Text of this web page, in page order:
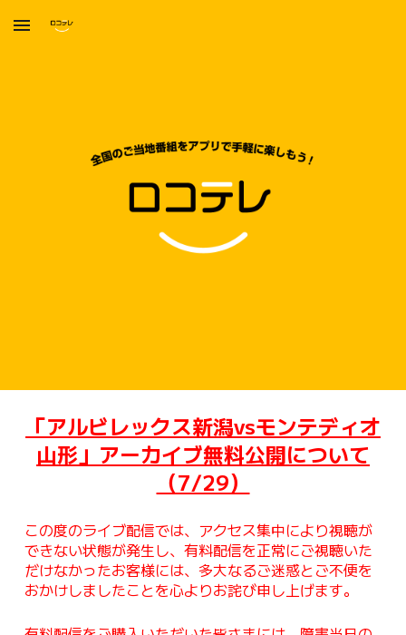
Skip to main content
「アルビレックス新潟vsモンテディオ
山形」アーカイブ無料公開について
（7/29）
この度のライブ配信では、アクセス集中により視聴が
できない状態が発生し、有料配信を正常にご視聴いた
だけなかったお客様には、多大なるご迷惑とご不便を
おかけしましたことを心よりお詫び申し上げます。